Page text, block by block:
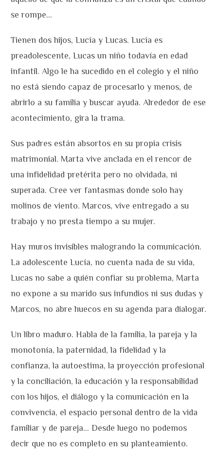
se rompe…
Tienen dos hijos, Lucía y Lucas. Lucía es
preadolescente, Lucas un niño todavía en edad
infantil. Algo le ha sucedido en el colegio y el niño
no está siendo capaz de procesarlo y menos, de
abrirlo a su familia y buscar ayuda. Alrededor de ese
acontecimiento, gira la trama.
Sus padres están absortos en su propia crisis
matrimonial. Marta vive anclada en el rencor de
una infidelidad pretérita pero no olvidada, ni
superada. Cree ver fantasmas donde solo hay
molinos de viento. Marcos, vive entregado a su
trabajo y no presta tiempo a su mujer.
Hay muros invisibles malogrando la comunicación.
La adolescente Lucía, no cuenta nada de su vida,
Lucas no sabe a quién confiar su problema, Marta
no expone a su marido sus infundios ni sus dudas y
Marcos, no abre huecos en su agenda para dialogar.
Un libro maduro. Habla de la familia, la pareja y la
monotonía, la paternidad, la fidelidad y la
confianza, la autoestima, la proyección profesional
y la conciliación, la educación y la responsabilidad
con los hijos, el diálogo y la comunicación en la
convivencia, el espacio personal dentro de la vida
familiar y de pareja… Desde luego no podemos
decir que no es completo en su planteamiento.